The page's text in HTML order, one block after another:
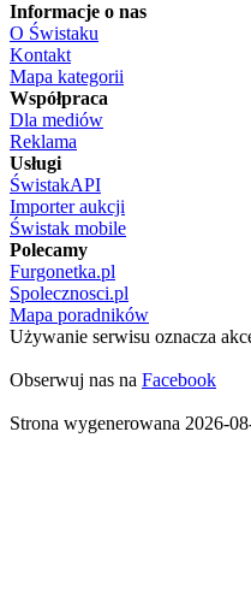
Informacje o nas
O Świstaku
Kontakt
Mapa kategorii
Współpraca
Dla mediów
Reklama
Usługi
ŚwistakAPI
Importer aukcji
Świstak mobile
Polecamy
Furgonetka.pl
Spolecznosci.pl
Mapa poradników
Używanie serwisu oznacza
Obserwuj nas na Facebook
Strona wygenerowana 2026-